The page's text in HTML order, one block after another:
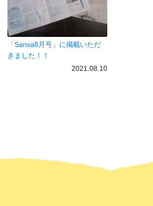
「Sansa8月号」に掲載いただ
きました！！
2021.08.10